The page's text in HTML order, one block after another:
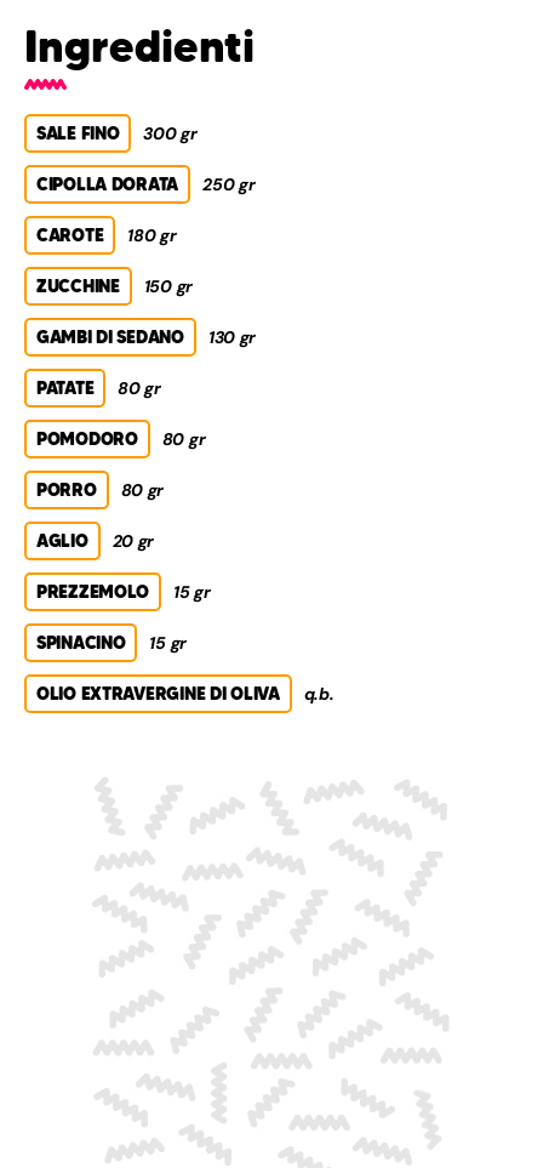
Ingredienti
SALE FINO 300 gr
CIPOLLA DORATA 250 gr
CAROTE 180 gr
ZUCCHINE 150 gr
GAMBI DI SEDANO 130 gr
PATATE 80 gr
POMODORO 80 gr
PORRO 80 gr
AGLIO 20 gr
PREZZEMOLO 15 gr
SPINACINO 15 gr
OLIO EXTRAVERGINE DI OLIVA q.b.